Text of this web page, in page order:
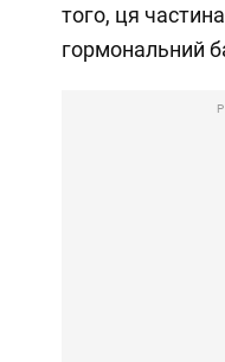
того, ця
гормональний